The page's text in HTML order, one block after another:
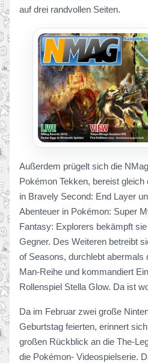
auf drei randvollen Seiten.
Außerdem prügelt sich die
Pokémon Tekken, bereist
in Bravely Second: End Layer
Abenteuer in Pokémon: Super
Fantasy: Explorers bekämpft
Gegner. Des Weiteren betreibt
of Seasons, durchlebt abermals
Man-Reihe und kommandiert
Rollenspiel Stella Glow. Da ist
Da im Februar zwei große
Geburtstag feierten, erinnert
großen Rückblick an die The-
die Pokémon- Videospielserie.